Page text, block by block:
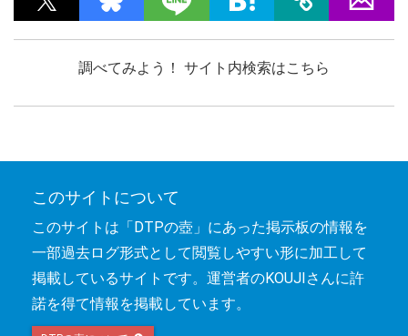
調べてみよう！ サイト内検索はこちら
このサイトについて
このサイトは「DTPの壺」にあった掲示板の情報を
一部過去ログ形式として閲覧しやすい形に加工して
掲載しているサイトです。運営者のKOUJIさんに許
諾を得て情報を掲載しています。